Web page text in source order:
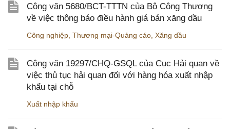
Công văn 5680/BCT-TTTN của Bộ Công Thương
về việc thông báo điều hành giá bán xăng dầu
Công nghiệp Thương mại-Quảng cáo Xăng dầu
Công văn 19297/CHQ-GSQL của Cục Hải quan về
việc thủ tục hải quan đối với hàng hóa xuất nhập
khẩu tại chỗ
Xuất nhập khẩu